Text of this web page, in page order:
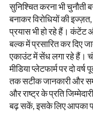
सुनिश्चित करना भी चुनौती
बनाकर विरोधियों की
प्रयास भी हो रहे हैं। कंटेंट
बल्क में प्रसारित कर दिए
एकाउंट में सेंध लगा रहे
मीडिया प्लेटफार्म पर दो वर्ष
तक सटीक जानकारी और
और राष्ट्र के प्रति
बढ़ सकें, इसके लिए आपका